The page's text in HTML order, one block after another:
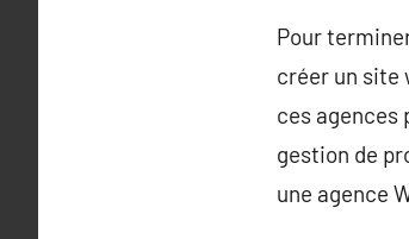
Pour
créer un site
ces agences
gestion de
une agence